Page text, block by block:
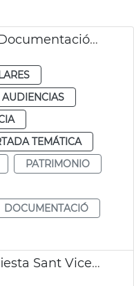
Subvención Centro de Documentación Vicentina
TEMÁTICA
PATRIMONIO
DOCUMENTACIÓ
Programa pirotécnico fiesta Sant Vicent Ferrer València